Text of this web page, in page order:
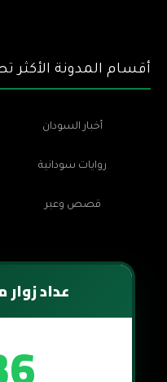
أقسام المدونة الأكثر
أخبار السودان
روايات سودانية
قصص وعبر
عداد